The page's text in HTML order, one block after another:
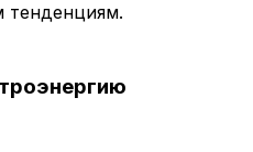
тенденциям.